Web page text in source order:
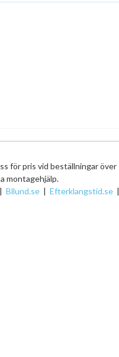
för pris vid beställningar över
montagehjälp.
| Bllund.se | Efterklangstid.se